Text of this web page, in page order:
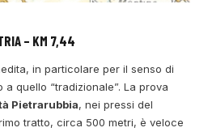
– KM 7,44
in particolare per il senso di
quello “tradizionale”. La prova
Pietrarubbia, nei pressi del
tratto, circa 500 metri, è veloce